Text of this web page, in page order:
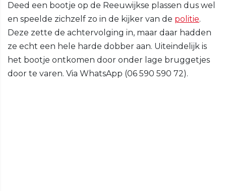
Deed een bootje op de Reeuwijkse plassen dus wel
en speelde zichzelf zo in de kijker van de politie.
Deze zette de achtervolging in, maar daar hadden
ze echt een hele harde dobber aan. Uiteindelijk is
het bootje ontkomen door onder lage bruggetjes
door te varen. Via WhatsApp (06 590 590 72).